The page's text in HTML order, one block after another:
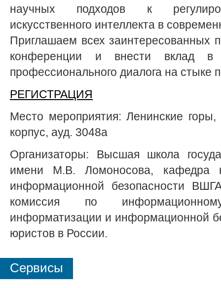
научных подходов к
искусственного интеллекта в
Приглашаем всех заинтересованных
конференции и внести вклад в
профессионального диалога на стыке
РЕГИСТРАЦИЯ
Место мероприятия: Ленинские
корпус, ауд. 3048а
Организаторы: Высшая школа
имени М.В. Ломоносова, кафедра
информационной безопасности
комиссия по
информатизации и информационной
юристов в России.
Сервисы